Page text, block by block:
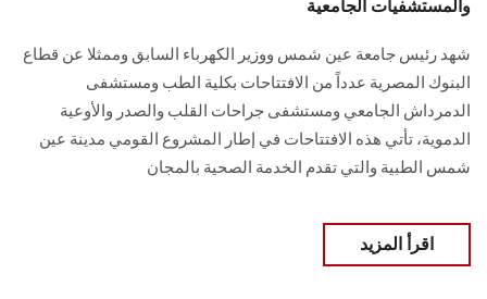
والمستشفيات الجامعية
شهد رئيس جامعة عين شمس ووزير الكهرباء السابق وممثلا عن قطاع
البنوك المصرية عدداً من الافتتاحات بكلية الطب ومستشفى
الدمرداش الجامعي ومستشفى جراحات القلب والصدر والأوعية
الدموية، تأتي هذه الافتتاحات في إطار المشروع القومي مدينة عين
شمس الطبية والتي تقدم الخدمة الصحية بالمجان
اقرأ المزيد